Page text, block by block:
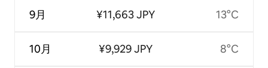
9月
10月
¥11,663 JPY
¥9,929 JPY
13°C
8°C